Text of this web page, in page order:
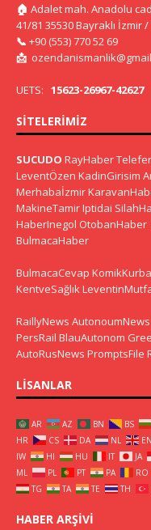
🏠 Adalet mah. Anadolu
41/81 35530 Bayraklı İzmir
📞 +90 (553) 770 52 69
📩
UETS: 15623-26967-42627
SITELERIMIZ
SUCUDO RayHaber
LeventÖzen KadinGirisim
Merhabaİzmir
MakineTamirIptidai
HaberInegol OtobanHaber
BulmacaHaber
BulmacaCevap
KentveSağlık
RaillyNews AutonoumNews
PersRail BlauAutonom
AutoRusNews PromptsFile
LISANLAR
AR AZ BN BS
HR
CS DA NL EN
IW
HI HU IT JA
ML
PL PT PA RO
TG
TA TE TH
HABER ARŞIVI